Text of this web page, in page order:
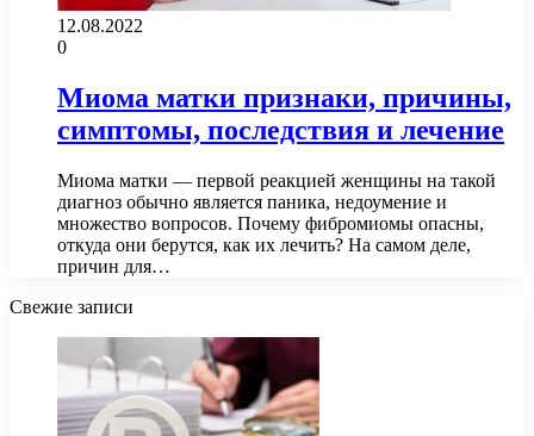
12.08.2022
0
Миома матки признаки, причины,
симптомы, последствия и лечение
Миома матки — первой реакцией женщины на такой
диагноз обычно является паника, недоумение и
множество вопросов. Почему фибромиомы опасны,
откуда они берутся, как их лечить? На самом деле,
причин для…
Свежие записи